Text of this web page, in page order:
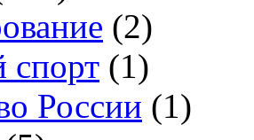
(2)
спорт (1)
России (1)